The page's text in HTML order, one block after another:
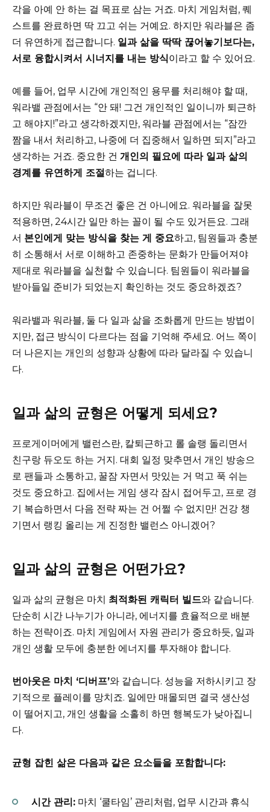
각을 아예 안 하는 걸 목표로 삼는 거죠. 마치 게임처럼, 퀘
스트를 완료하면 딱 끄고 쉬는 거예요. 하지만 워라블은 좀
더 유연하게 접근합니다. 일과 삶을 딱딱 끊어놓기보다는,
서로 융합시켜서 시너지를 내는 방식이라고 할 수 있어요.
예를 들어, 업무 시간에 개인적인 용무를 처리해야 할 때,
워라밸 관점에서는 “안 돼! 그건 개인적인 일이니까 퇴근하
고 해야지!”라고 생각하겠지만, 워라블 관점에서는 “잠깐
짬을 내서 처리하고, 나중에 더 집중해서 일하면 되지”라고
생각하는 거죠. 중요한 건 개인의 필요에 따라 일과 삶의
경계를 유연하게 조절하는 겁니다.
하지만 워라블이 무조건 좋은 건 아니에요. 워라블을 잘못
적용하면, 24시간 일만 하는 꼴이 될 수도 있거든요. 그래
서 본인에게 맞는 방식을 찾는 게 중요하고, 팀원들과 충분
히 소통해서 서로 이해하고 존중하는 문화가 만들어져야
제대로 워라블을 실천할 수 있습니다. 팀원들이 워라블을
받아들일 준비가 되었는지 확인하는 것도 중요하겠죠?
워라밸과 워라블, 둘 다 일과 삶을 조화롭게 만드는 방법이
지만, 접근 방식이 다르다는 점을 기억해 주세요. 어느 쪽이
더 나은지는 개인의 성향과 상황에 따라 달라질 수 있습니
다.
일과 삶의 균형은 어떻게 되세요?
프로게이머에게 밸런스란, 칼퇴근하고 롤 솔랭 돌리면서
친구랑 듀오도 하는 거지. 대회 일정 맞추면서 개인 방송으
로 팬들과 소통하고, 꿀잠 자면서 맛있는 거 먹고 푹 쉬는
것도 중요하고. 집에서는 게임 생각 잠시 접어두고, 프로 경
기 복습하면서 다음 전략 짜는 건 어쩔 수 없지만! 건강 챙
기면서 랭킹 올리는 게 진정한 밸런스 아니겠어?
일과 삶의 균형은 어떤가요?
일과 삶의 균형은 마치 최적화된 캐릭터 빌드와 같습니다.
단순히 시간 나누기가 아니라, 에너지를 효율적으로 배분
하는 전략이죠. 마치 게임에서 자원 관리가 중요하듯, 일과
개인 생활 모두에 충분한 에너지를 투자해야 합니다.
번아웃은 마치 ‘디버프’와 같습니다. 성능을 저하시키고 장
기적으로 플레이를 망치죠. 일에만 매몰되면 결국 생산성
이 떨어지고, 개인 생활을 소홀히 하면 행복도가 낮아집니
다.
균형 잡힌 삶은 다음과 같은 요소들을 포함합니다:
시간 관리: 마치 ‘쿨타임’ 관리처럼, 업무 시간과 휴식